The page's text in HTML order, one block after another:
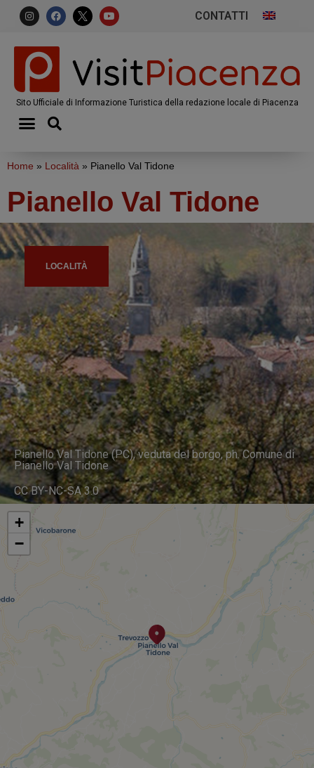
CONTATTI
Sito Ufficiale di Informazione Turistica della redazione locale di Piacenza
Home » Località » Pianello Val Tidone
Pianello Val Tidone
LOCALITÀ
Pianello Val Tidone (PC), veduta del borgo, ph. Comune di
Pianello Val Tidone
CC BY-NC-SA 3.0
+
−